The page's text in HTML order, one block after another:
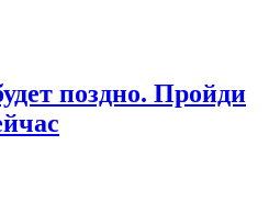
поздно. Пройди